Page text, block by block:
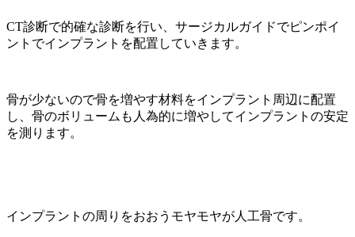
CT診断で的確な診断を行い、サージカルガイドでピンポイ
ントでインプラントを配置していきます。
骨が少ないので骨を増やす材料をインプラント周辺に配置
し、骨のボリュームも人為的に増やしてインプラントの安定
を測ります。
インプラントの周りをおおうモヤモヤが人工骨です。